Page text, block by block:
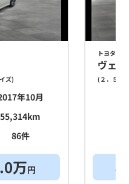
ズ)
年10月
55,314km
86件
万円
トヨタ
ヴェ
( ２．５Ｚ
ス